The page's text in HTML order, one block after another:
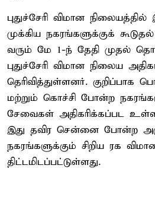
புதுச்சேரி விமான நிலையத்தில்
முக்கிய நகரங்களுக்குக்
வரும் மே 1-ந் தேதி முதல்
புதுச்சேரி விமான நிலைய
தெரிவித்துள்ளனர். குறிப்பாக
மற்றும் கொச்சி போன்ற
சேவைகள் அதிகரிக்கப்பட
இது தவிர சென்னை போன்ற
நகரங்களுக்கும் சிறிய ரக
திட்டமிடப்பட்டுள்ளது.